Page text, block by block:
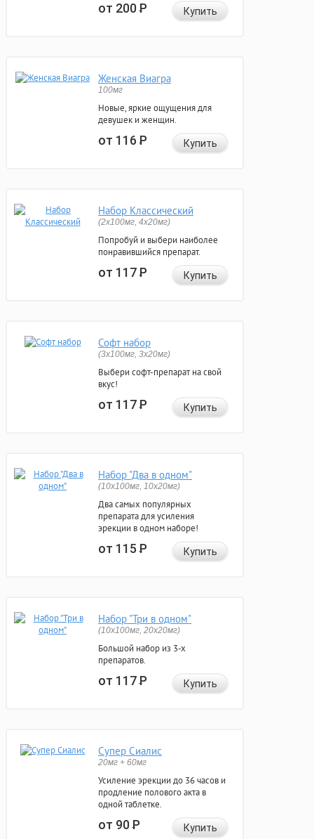
от 200Р Купить
Женская Виагра
100мг
Новые, яркие ощущения для
девушек и женщин.
от 116Р Купить
Набор Классический
(2x100мг, 4x20мг)
Попробуй и выбери наиболее
понравившийся препарат.
от 117Р Купить
Софт набор
(3x100мг, 3x20мг)
Выбери софт-препарат на свой
вкус!
от 117Р Купить
Набор "Два в одном"
(10x100мг, 10x20мг)
Два самых популярных
препарата для усиления
эрекции в одном наборе!
от 115Р Купить
Набор "Три в одном"
(10x100мг, 20x20мг)
Большой набор из 3-х
препаратов.
от 117Р Купить
Супер Сиалис
20мг + 60мг
Усиление эрекции до 36 часов и
продление полового акта в
одной таблетке.
от 90Р Купить